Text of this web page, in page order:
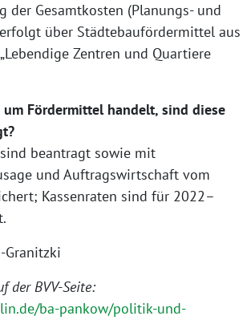
der Gesamtkosten (Planungs- und
über Städtebaufördermittel aus
Zentren und Quartiere
um Fördermittel handelt, sind diese
beantragt sowie mit
und Auftragswirtschaft vom
Kassenraten sind für 2022–
Granitzki
der BVV-Seite:
ba-pankow/politik-und-